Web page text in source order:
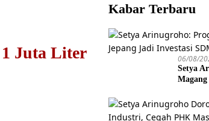
Juta Liter
Kabar Terbaru
06/08/
Setya